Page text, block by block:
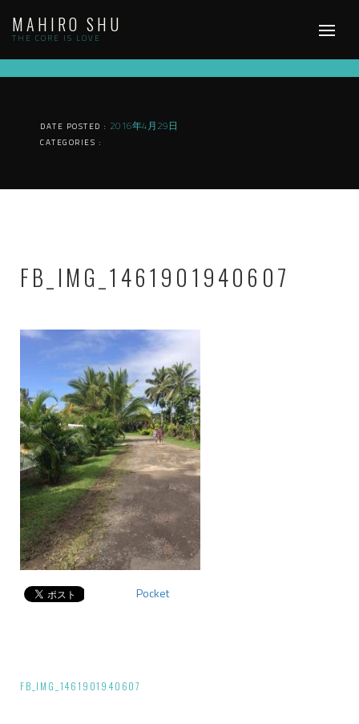
content
MAHIRO SHU
THE CORE IS LOVE
DATE POSTED : 2016年4月29日
CATEGORIES :
FB_IMG_1461901940607
Pocket
投FB_IMG_1461901940607